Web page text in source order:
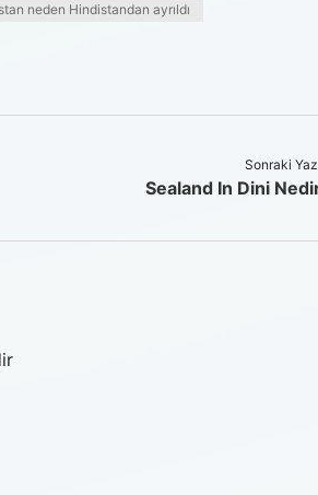
neden Hindistandan ayrıldı
Sonraki
Sealand In Dini